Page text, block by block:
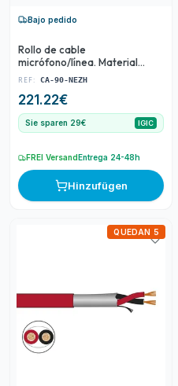
Bajo pedido
Rollo de cable
micrófono/línea. Material
LSZH. OFC blindado. 2
100 m.
REF: CA-90-NEZH
221.22€
Sie sparen 29€ IGIC
FREI VersandEntrega 24-48h
Hinzufügen
QUEDAN 5